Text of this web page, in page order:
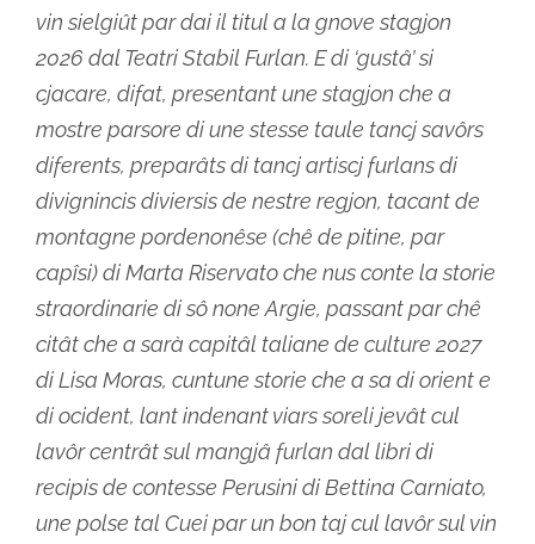
vin sielgiût par dai il titul a la gnove stagjon
2026 dal Teatri Stabil Furlan. E di ‘gustâ’ si
cjacare, difat, presentant une stagjon che a
mostre parsore di une stesse taule tancj savôrs
diferents, preparâts di tancj artiscj furlans di
divignincis diviersis de nestre regjon, tacant de
montagne pordenonêse (chê de pitine, par
capîsi) di Marta Riservato che nus conte la storie
straordinarie di sô none Argie, passant par chê
citât che a sarà capitâl taliane de culture 2027
di Lisa Moras, cuntune storie che a sa di orient e
di ocident, lant indenant viars soreli jevât cul
lavôr centrât sul mangjâ furlan dal libri di
recipis de contesse Perusini di Bettina Carniato,
une polse tal Cuei par un bon taj cul lavôr sul vin